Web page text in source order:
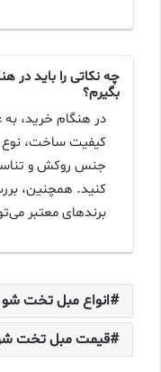
چه نکاتی را باید
بگیرم؟
در هنگام خرید، به
کیفیت ساخت، نوع
جنس روکش و
کنید. همچنین،
برندهای معتبر
انواع مبل تخت شو
قیمت مبل تخت